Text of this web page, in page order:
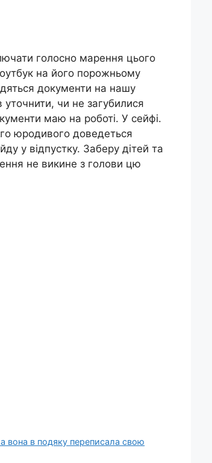
голосно марення цього
на його порожньому
документи на нашу
чи не загубилися
маю на роботі. У сейфі.
юродивого доведеться
у відпустку. Заберу дітей та
не викине з голови цю
а вона в подяку переписала свою